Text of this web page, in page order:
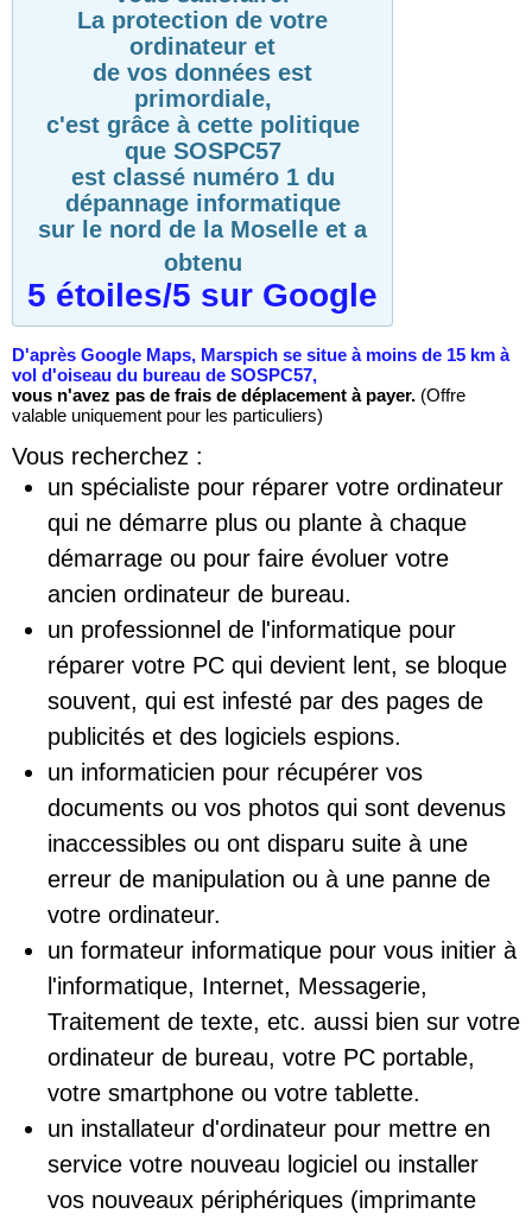
La protection de votre
ordinateur et
de vos données est
primordiale,
c'est grâce à cette politique
que SOSPC57
est classé numéro 1 du
dépannage informatique
sur le nord de la Moselle et a
obtenu
5 étoiles/5 sur Google
D'après Google Maps, Marspich se situe à moins de 15 km à
vol d'oiseau du bureau de SOSPC57,
vous n'avez pas de frais de déplacement à payer. (Offre
valable uniquement pour les particuliers)
Vous recherchez :
un spécialiste pour réparer votre ordinateur
qui ne démarre plus ou plante à chaque
démarrage ou pour faire évoluer votre
ancien ordinateur de bureau.
un professionnel de l'informatique pour
réparer votre PC qui devient lent, se bloque
souvent, qui est infesté par des pages de
publicités et des logiciels espions.
un informaticien pour récupérer vos
documents ou vos photos qui sont devenus
inaccessibles ou ont disparu suite à une
erreur de manipulation ou à une panne de
votre ordinateur.
un formateur informatique pour vous initier à
l'informatique, Internet, Messagerie,
Traitement de texte, etc. aussi bien sur votre
ordinateur de bureau, votre PC portable,
votre smartphone ou votre tablette.
un installateur d'ordinateur pour mettre en
service votre nouveau logiciel ou installer
vos nouveaux périphériques (imprimante